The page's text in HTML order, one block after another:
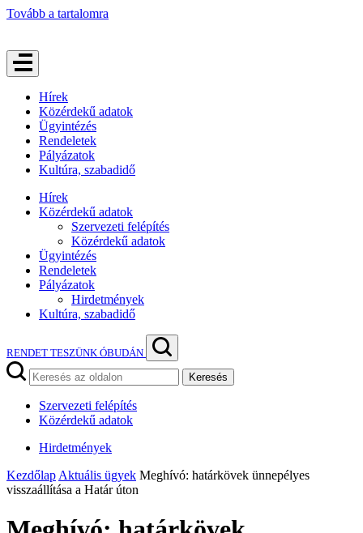
Tovább a tartalomra
Hírek
Közérdekű adatok
Ügyintézés
Rendeletek
Pályázatok
Kultúra, szabadidő
Hírek
Közérdekű adatok
Szervezeti felépítés
Közérdekű adatok
Ügyintézés
Rendeletek
Pályázatok
Hirdetmények
Kultúra, szabadidő
RENDET TESZÜNK ÓBUDÁN
Keresés
Szervezeti felépítés
Közérdekű adatok
Hirdetmények
Kezdőlap Aktuális ügyek Meghívó: határkövek ünnepélyes
visszaállítása a Határ úton